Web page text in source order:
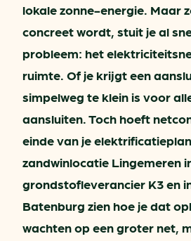
lokale zonne-energie. Maar
concreet wordt, stuit je al
probleem: het
ruimte. Of je krijgt een
simpelweg te klein is voor
aansluiten. Toch hoeft
einde van je
zandwinlocatie Lingemeren
grondstofleverancier K3 en
Batenburg zien hoe je dat
wachten op een groter net,